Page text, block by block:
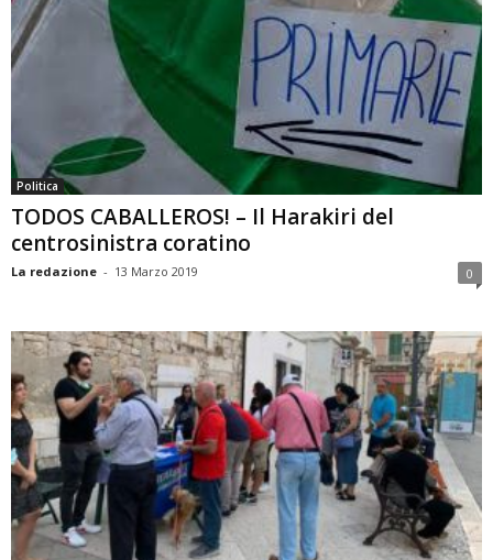
Politica
TODOS CABALLEROS! – Il Harakiri del
centrosinistra coratino
La redazione - 13 Marzo 2019 0